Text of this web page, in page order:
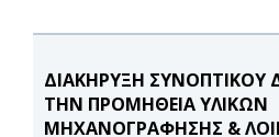
ΔΙΑΚΗΡΥΞΗ ΣΥΝΟΠΤΙΚΟΥ
ΤΗΝ ΠΡΟΜΗΘΕΙΑ ΥΛΙΚΩΝ
ΜΗΧΑΝΟΓΡΑΦΗΣΗΣ &